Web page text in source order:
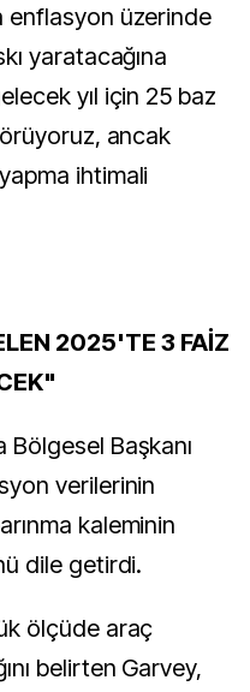
enflasyon üzerinde
yaratacağına
yıl için 25 baz
ancak
ihtimali
2025'TE 3 FAİZ
Bölgesel Başkanı
verilerinin
kaleminin
dile getirdi.
ölçüde araç
belirten Garvey,